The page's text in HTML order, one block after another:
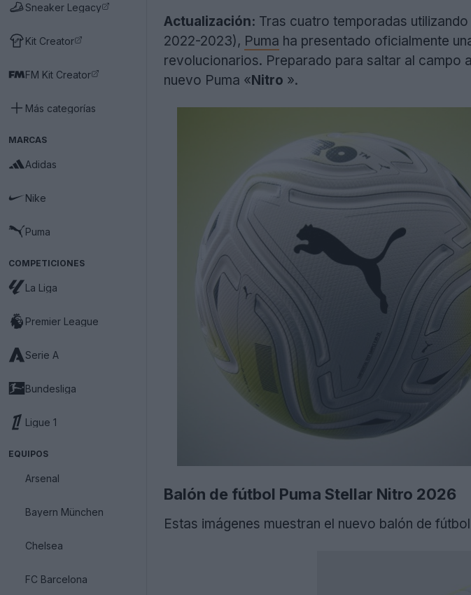
Sneaker Legacy
Kit Creator
FM Kit Creator
Más categorías
MARCAS
Adidas
Nike
Puma
COMPETICIONES
La Liga
Premier League
Serie A
Bundesliga
Ligue 1
EQUIPOS
Arsenal
Bayern München
Chelsea
FC Barcelona
Actualización: Tras cuatro temporadas
2022-2023), Puma ha presentado oficialmente
revolucionarios. Preparado para saltar al campo
nuevo Puma «Nitro ».
Balón de fútbol Puma Stellar Nitro 2026
Estas imágenes muestran el nuevo balón de